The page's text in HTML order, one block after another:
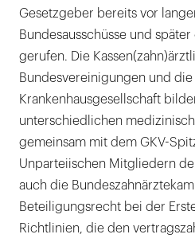
Gesetzgeber bereits vor
Bundesausschüsse und
gerufen. Die
Bundesvereinigungen und die
Krankenhausgesellschaft
unterschiedlichen
gemeinsam mit dem GKV-
Unparteiischen Mitgliedern
auch die
Beteiligungsrecht bei der
Richtlinien, die den